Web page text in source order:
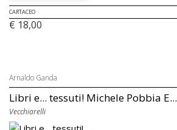
CARTACEO
€ 18,00
Arnaldo Ganda
Libri e... tessuti! Michele Pobbia E...
Vecchiarelli